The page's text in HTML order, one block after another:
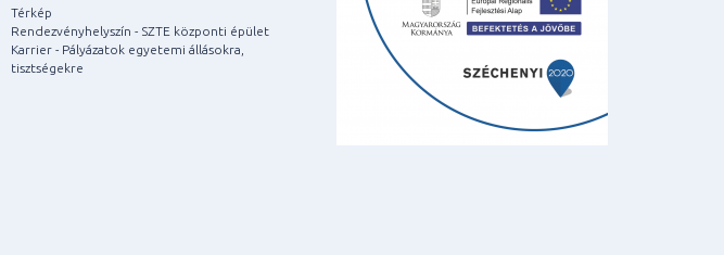
Térkép
Rendezvényhelyszín - SZTE központi épület
Karrier - Pályázatok egyetemi állásokra,
tisztségekre